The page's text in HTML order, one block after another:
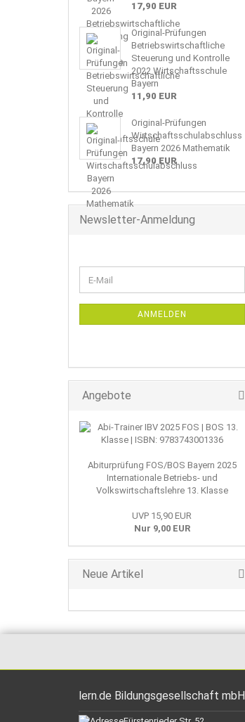
17,90 EUR
Original-Prüfungen
Betriebswirtschaftliche
Steuerung und Kontrolle
2022 Wirtschaftsschule
Bayern
11,90 EUR
Original-Prüfungen
Wirtschaftsschulabschluss
Bayern 2026 Mathematik
17,90 EUR
Newsletter-Anmeldung
ZUR
E-
Mail
ANMELDEN
Angebote
Abiturprüfung FOS/BOS Bayern 2025
Internationale Betriebs- und
Volkswirtschaftslehre 13. Klasse
UVP 15,90 EUR
Nur 9,00 EUR
Neue Artikel
lern.de Bildungsgesellschaft mbH